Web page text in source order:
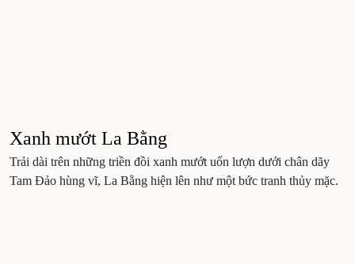
Xanh mướt La Bằng
Trải dài trên những triền đồi xanh mướt uốn lượn dưới chân dãy
Tam Đảo hùng vĩ, La Bằng hiện lên như một bức tranh thủy mặc.